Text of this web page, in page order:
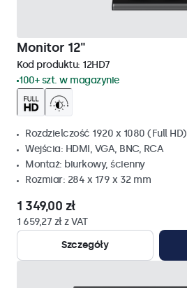
Monitor 12"
Kod produktu: 12HD7
100+ szt. w magazynie
Rozdzielczość 1920 x 1080 (Full HD)
Wejścia: HDMI, VGA, BNC, RCA
Montaż: biurkowy, ścienny
Rozmiar: 284 x 179 x 32 mm
1 349,00 zł
1 659,27 zł z VAT
Szczegóły